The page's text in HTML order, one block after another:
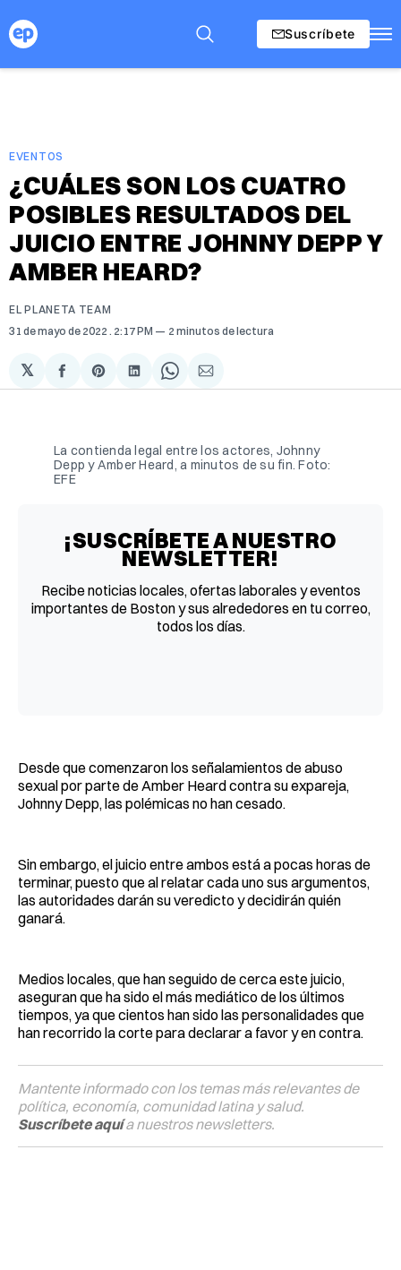
Suscríbete
EVENTOS
¿CUÁLES SON LOS CUATRO
POSIBLES RESULTADOS DEL
JUICIO ENTRE JOHNNY DEPP Y
AMBER HEARD?
EL PLANETA TEAM
31 de mayo de 2022 . 2:17 PM 2 minutos de lectura
𝕏
Compartir
en
Share
on
Compartir
en
Share
on
Compartir
via
La contienda legal entre los actores, Johnny
Depp y Amber Heard, a minutos de su fin. Foto:
EFE
¡SUSCRÍBETE A NUESTRO
NEWSLETTER!
Recibe noticias locales, ofertas laborales y eventos
importantes de Boston y sus alrededores en tu correo,
todos los días.
Desde que comenzaron los señalamientos de abuso
sexual por parte de Amber Heard contra su expareja,
Johnny Depp, las polémicas no han cesado.
Sin embargo, el juicio entre ambos está a pocas horas de
terminar, puesto que al relatar cada uno sus argumentos,
las autoridades darán su veredicto y decidirán quién
ganará.
Medios locales, que han seguido de cerca este juicio,
aseguran que ha sido el más mediático de los últimos
tiempos, ya que cientos han sido las personalidades que
han recorrido la corte para declarar a favor y en contra.
Mantente informado con los temas más relevantes de
política, economía, comunidad latina y salud.
Suscríbete aquía nuestros newsletters.